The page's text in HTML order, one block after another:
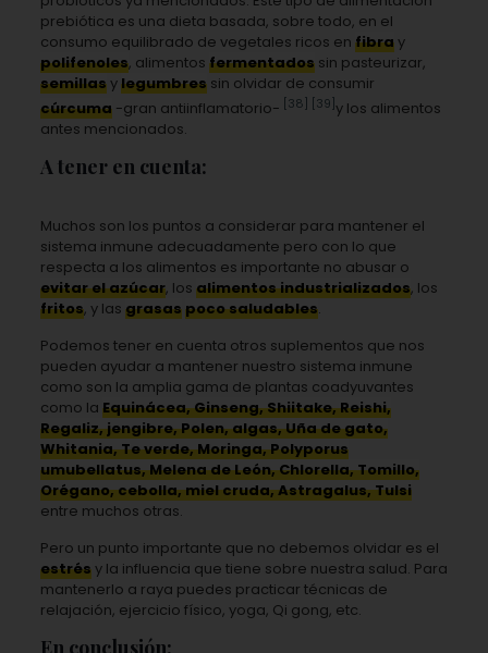
prebiótica es una dieta basada, sobre todo, en el
consumo equilibrado de vegetales ricos en fibray
polifenoles, alimentos fermentadossin pasteurizar,
semillasylegumbressin olvidar de consumir
cúrcuma-gran antiinflamatorio- [38] [39]y los alimentos
antes mencionados.
A tener en cuenta:
Muchos son los puntos a considerar para mantener el
sistema inmune adecuadamente pero con lo que
respecta a los alimentos es importante no abusar o
evitar el azúcar, los alimentos industrializados, los
fritos, y las grasaspoco saludables.
Podemos tener en cuenta otros suplementos que nos
pueden ayudar a mantener nuestro sistema inmune
como son la amplia gama de plantas coadyuvantes
como la Equinácea, Ginseng, Shiitake, Reishi,
Regaliz, jengibre, Polen, algas, Uña de gato,
Whitania, Te verde, Moringa, Polyporus
umubellatus, Melena de León, Chlorella, Tomillo,
Orégano, cebolla, miel cruda, Astragalus, Tulsi
entre muchos otras.
Pero un punto importante que no debemos olvidar es el
estrésy la influencia que tiene sobre nuestra salud. Para
mantenerlo a raya puedes practicar técnicas de
relajación, ejercicio físico, yoga, Qi gong, etc.
En conclusión: